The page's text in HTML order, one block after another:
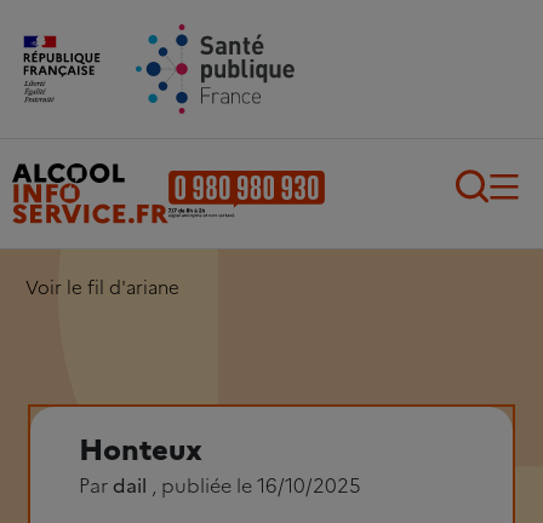
Aller au contenu principal
Voir le fil d'ariane
Honteux
Par dail , publiée le 16/10/2025